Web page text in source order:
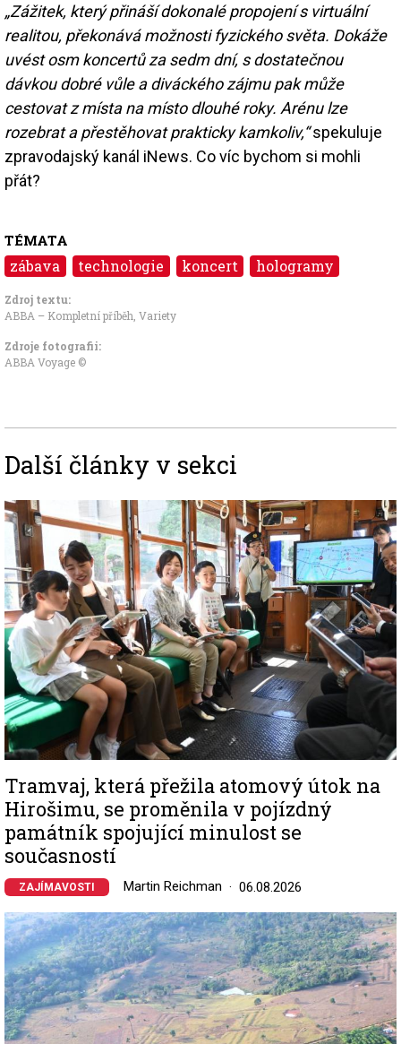
„Zážitek, který přináší dokonalé propojení s virtuální
realitou, překonává možnosti fyzického světa. Dokáže
uvést osm koncertů za sedm dní, s dostatečnou
dávkou dobré vůle a diváckého zájmu pak může
cestovat z místa na místo dlouhé roky. Arénu lze
rozebrat a přestěhovat prakticky kamkoliv,“spekuluje
zpravodajský kanál iNews. Co víc bychom si mohli
přát?
TÉMATA
zábava technologie koncert hologramy
Zdroj textu:
ABBA – Kompletní příběh Variety
Zdroje fotografii:
ABBA Voyage ©
Další články v sekci
Image
Tramvaj, která přežila atomový útok na
Hirošimu, se proměnila v pojízdný
památník spojující minulost se
současností
ZAJÍMAVOSTI Martin Reichman 06.08.2026
Image